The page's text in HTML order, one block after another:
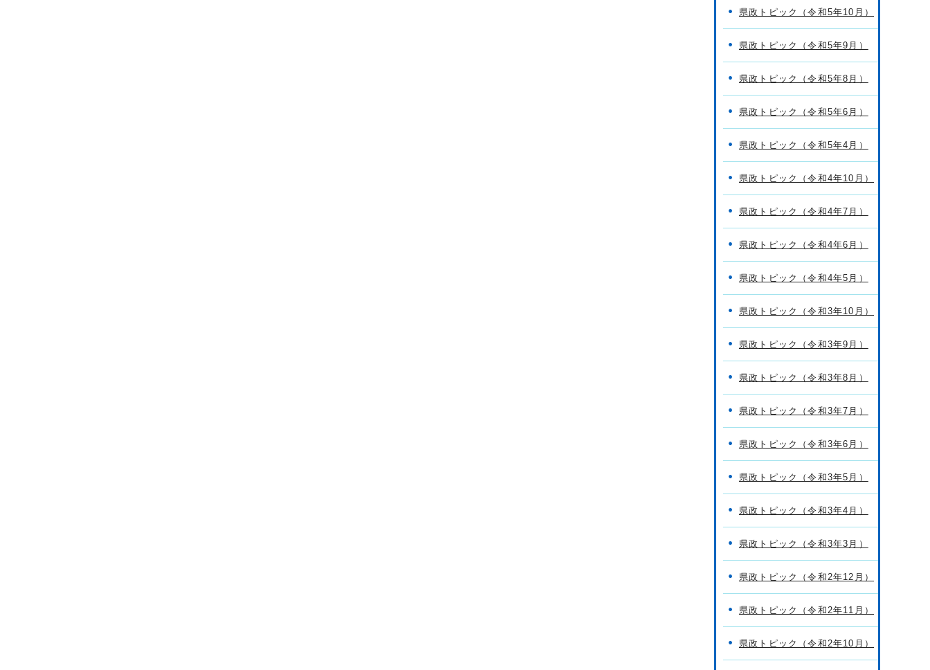
県政トピック（令和5年10月）
県政トピック（令和5年9月）
県政トピック（令和5年8月）
県政トピック（令和5年6月）
県政トピック（令和5年4月）
県政トピック（令和4年10月）
県政トピック（令和4年7月）
県政トピック（令和4年6月）
県政トピック（令和4年5月）
県政トピック（令和3年10月）
県政トピック（令和3年9月）
県政トピック（令和3年8月）
県政トピック（令和3年7月）
県政トピック（令和3年6月）
県政トピック（令和3年5月）
県政トピック（令和3年4月）
県政トピック（令和3年3月）
県政トピック（令和2年12月）
県政トピック（令和2年11月）
県政トピック（令和2年10月）